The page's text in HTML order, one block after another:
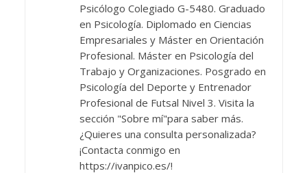
Psicólogo Colegiado G-5480. Graduado
en Psicología. Diplomado en Ciencias
Empresariales y Máster en Orientación
Profesional. Máster en Psicología del
Trabajo y Organizaciones. Posgrado en
Psicología del Deporte y Entrenador
Profesional de Futsal Nivel 3. Visita la
sección "Sobre mí"para saber más.
¿Quieres una consulta personalizada?
¡Contacta conmigo en
https://ivanpico.es/!